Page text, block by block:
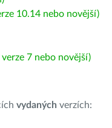
10.14 nebo novější)
7 nebo novější)
vydaných verzích: